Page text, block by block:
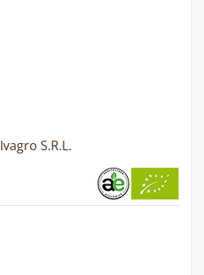
Ivagro S.R.L.